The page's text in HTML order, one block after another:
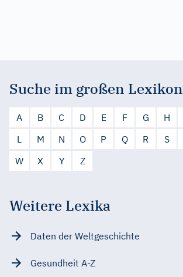
Suche im großen Lexikon
A B C D E F G H
L
M N O P Q R S
W
X Y Z
Weitere Lexika
Daten der Weltgeschichte
Gesundheit A-Z